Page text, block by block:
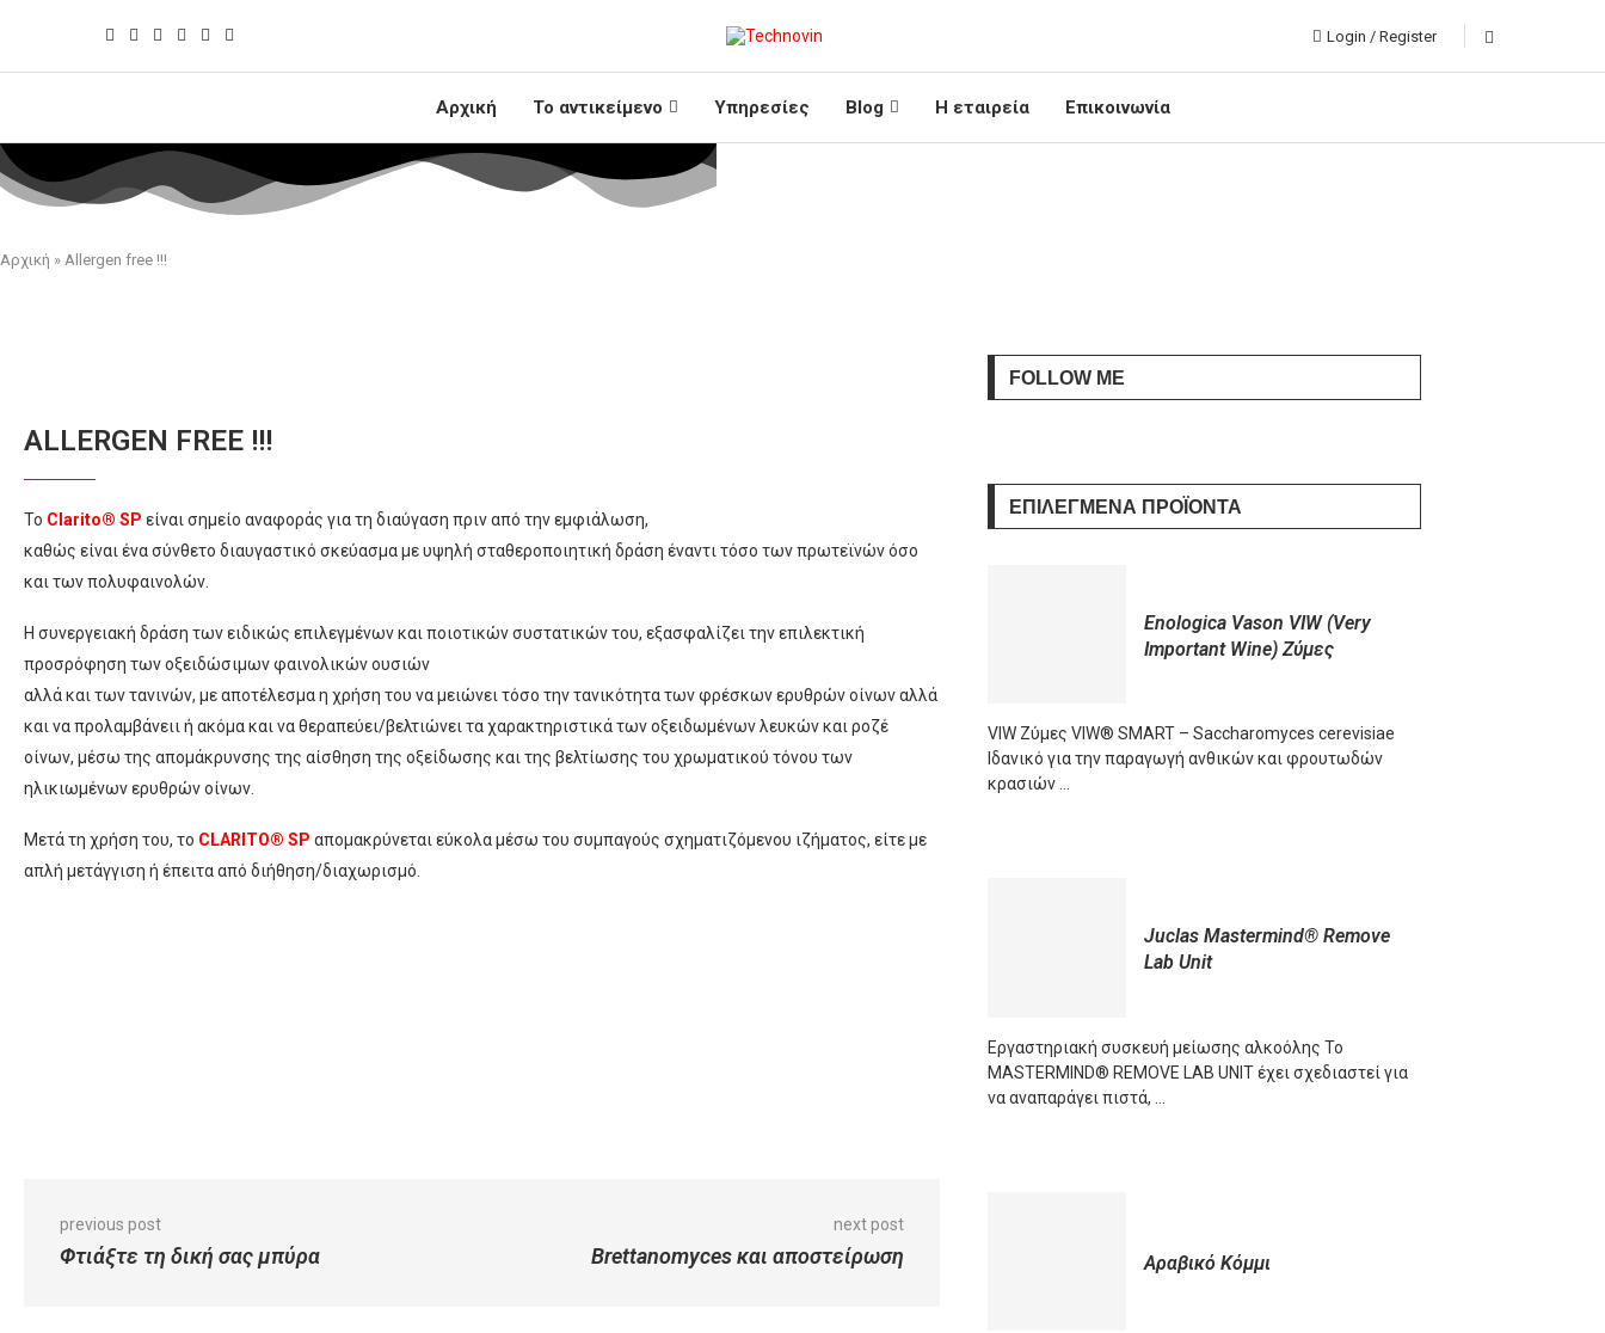
Login / Register
Αρχική Το αντικείμενο Υπηρεσίες Blog Η εταιρεία Επικοινωνία
Αρχική » Allergen free !!!
ALLERGEN FREE !!!
Το Clarito® SP είναι σημείο αναφοράς για τη διαύγαση πριν από την εμφιάλωση,
καθώς είναι ένα σύνθετο διαυγαστικό σκεύασμα με υψηλή σταθεροποιητική δράση έναντι τόσο των πρωτεϊνών όσο
και των πολυφαινολών.
Η συνεργειακή δράση των ειδικώς επιλεγμένων και ποιοτικών συστατικών του, εξασφαλίζει την επιλεκτική
προσρόφηση των οξειδώσιμων φαινολικών ουσιών
αλλά και των τανινών, με αποτέλεσμα η χρήση του να μειώνει τόσο την τανικότητα των φρέσκων ερυθρών οίνων αλλά
και να προλαμβάνειι ή ακόμα και να θεραπεύει/βελτιώνει τα χαρακτηριστικά των οξειδωμένων λευκών και ροζέ
οίνων, μέσω της απομάκρυνσης της αίσθηση της οξείδωσης και της βελτίωσης του χρωματικού τόνου των
ηλικιωμένων ερυθρών οίνων.
Μετά τη χρήση του, το CLARITO® SP απομακρύνεται εύκολα μέσω του συμπαγούς σχηματιζόμενου ιζήματος, είτε με
απλή μετάγγιση ή έπειτα από διήθηση/διαχωρισμό.
previous post
Φτιάξτε τη δική σας μπύρα
next post
Brettanomyces και αποστείρωση
FOLLOW ME
ΕΠΙΛΕΓΜΈΝΑ ΠΡΟΪΌΝΤΑ
Enologica Vason VIW (Very
Important Wine) Ζύμες
VIW Ζύμες VIW® SMART – Saccharomyces cerevisiae
Ιδανικό για την παραγωγή ανθικών και φρουτωδών
κρασιών …
Juclas Mastermind® Remove
Lab Unit
Εργαστηριακή συσκευή μείωσης αλκοόλης Το
MASTERMIND® REMOVE LAB UNIT έχει σχεδιαστεί για
να αναπαράγει πιστά, …
Αραβικό Κόμμι